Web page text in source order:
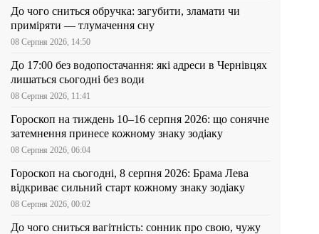
До чого сниться обручка: загубити, зламати чи
приміряти — тлумачення сну
08 Серпня 2026, 14:50
До 17:00 без водопостачання: які адреси в Чернівцях
лишаться сьогодні без води
08 Серпня 2026, 11:41
Гороскоп на тиждень 10–16 серпня 2026: що сонячне
затемнення принесе кожному знаку зодіаку
08 Серпня 2026, 06:04
Гороскоп на сьогодні, 8 серпня 2026: Брама Лева
відкриває сильний старт кожному знаку зодіаку
08 Серпня 2026, 00:02
До чого сниться вагітність: сонник про свою, чужу